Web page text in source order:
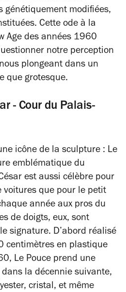
génétiquement modifiées,
Cette ode à la
Age des années 1960
notre perception
plongeant dans un
que grotesque.
- Cour du Palais-
icône de la sculpture : Le
emblématique du
est aussi célèbre pour
voitures que pour le petit
année aux pros du
de doigts, eux, sont
signature. D’abord réalisé
centimètres en plastique
Le Pouce prend une
la décennie suivante,
cristal, et même